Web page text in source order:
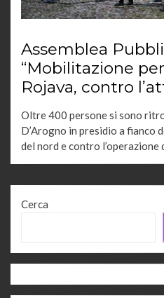
Assemblea
“Mobilitazione
Rojava, contro
Oltre 400 persone si sono
D’Arogno in presidio a fianco
del nord e contro l’operazione
Cerca